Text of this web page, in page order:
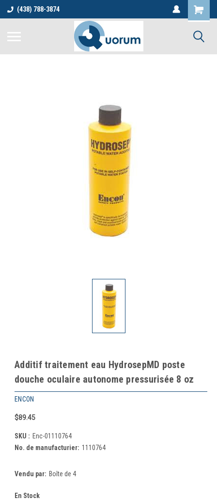
(438) 788-3874
Additif traitement eau HydrosepMD poste
douche oculaire autonome pressurisée 8 oz
ENCON
$89.45
SKU : Enc-01110764
No. de manufacturier: 1110764
Vendu par: Boîte de 4
En Stock